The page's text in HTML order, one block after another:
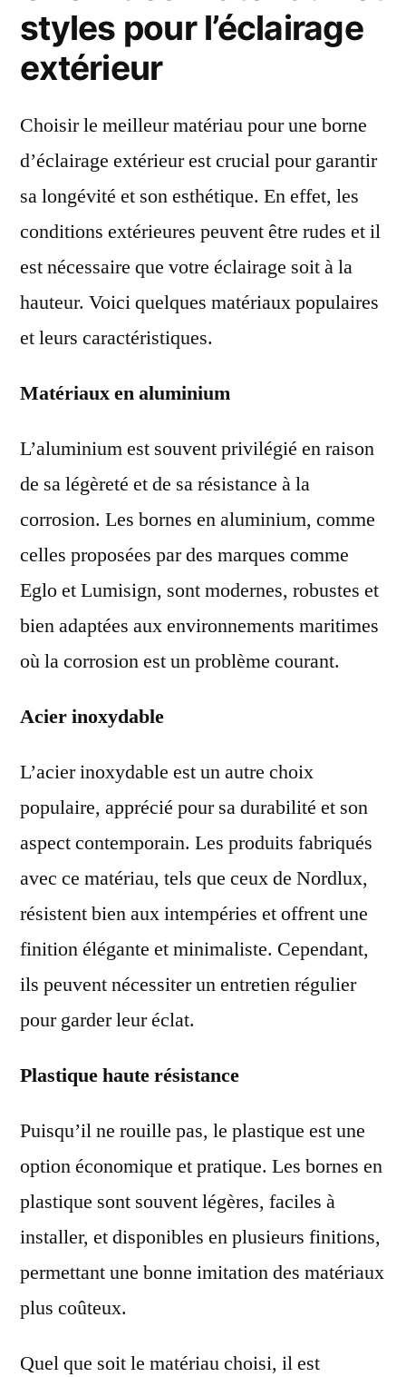
styles pour l’éclairage
extérieur
Choisir le meilleur matériau pour une borne
d’éclairage extérieur est crucial pour garantir
sa longévité et son esthétique. En effet, les
conditions extérieures peuvent être rudes et il
est nécessaire que votre éclairage soit à la
hauteur. Voici quelques matériaux populaires
et leurs caractéristiques.
Matériaux en aluminium
L’aluminium est souvent privilégié en raison
de sa légèreté et de sa résistance à la
corrosion. Les bornes en aluminium, comme
celles proposées par des marques comme
Eglo et Lumisign, sont modernes, robustes et
bien adaptées aux environnements maritimes
où la corrosion est un problème courant.
Acier inoxydable
L’acier inoxydable est un autre choix
populaire, apprécié pour sa durabilité et son
aspect contemporain. Les produits fabriqués
avec ce matériau, tels que ceux de Nordlux,
résistent bien aux intempéries et offrent une
finition élégante et minimaliste. Cependant,
ils peuvent nécessiter un entretien régulier
pour garder leur éclat.
Plastique haute résistance
Puisqu’il ne rouille pas, le plastique est une
option économique et pratique. Les bornes en
plastique sont souvent légères, faciles à
installer, et disponibles en plusieurs finitions,
permettant une bonne imitation des matériaux
plus coûteux.
Quel que soit le matériau choisi, il est